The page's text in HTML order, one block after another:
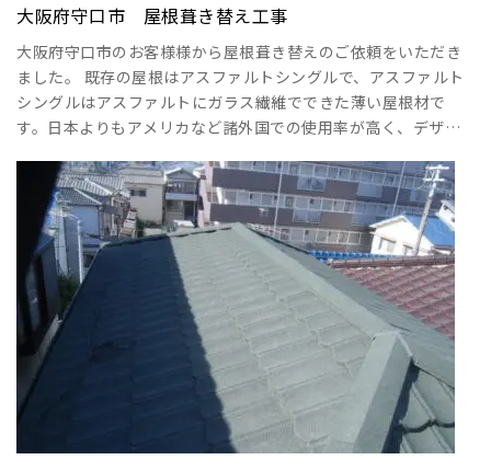
大阪府守口市 屋根葺き替え工事
大阪府守口市のお客様様から屋根葺き替えのご依頼をいただき
ました。 既存の屋根はアスファルトシングルで、アスファルト
シングルはアスファルトにガラス繊維でできた薄い屋根材で
す。日本よりもアメリカなど諸外国での使用率が高く、デザイ
震性が強く、その分脆いのがデメリットです。 今回の場合は風
の煽りを受けて剥がれてしまったところがあります。 アスファ
ルトシングルは強風の影響を強く受けるため、風に煽られたり
台風に当たると剥がれたり破損する可能性が高いのが･･･